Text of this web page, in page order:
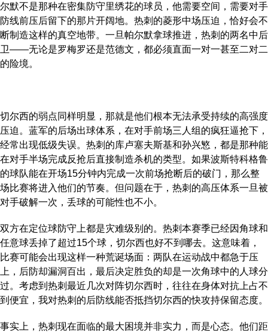
尔默不是那种在密集防守里绣花的球员，他需要空间，需要对手
防线前压后留下的那片开阔地。热刺的菱形中场压迫，恰好会不
断制造这样的真空地带。一旦帕尔默拿球推进，热刺的两名中后
卫——无论是罗梅罗还是范德文，都必须直面一对一甚至二对二
的险境。
切尔西的弱点同样明显，那就是他们根本无法承受持续的高强度
压迫。蓝军的后场出球体系，在对手前场三人组的疯狂逼抢下，
经常出现低级失误。热刺的库卢塞夫斯基和孙兴慜，都是那种能
在对手半场完成反抢后直接制造杀机的类型。如果波斯特科格鲁
的球队能在开场15分钟内完成一次前场抢断后的破门，那么整
场比赛将进入他们的节奏。但问题在于，热刺的高压体系一旦被
对手破解一次，丢球的可能性也不小。
双方在定位球防守上都是灾难级别的。热刺本赛季已经因角球和
任意球丢掉了超过15个球，切尔西也好不到哪去。这意味着，
比赛可能会出现这样一种荒诞场面：两队在运动战中都急于压
上，后防却漏洞百出，最后决定胜负的却是一次角球中的人球分
过。考虑到热刺最近几次对阵切尔西时，往往在身体对抗上占不
到便宜，我对热刺的后防线能否抵挡切尔西的快攻持保留态度。
事实上，热刺现在面临的最大困境并非实力，而是心态。他们距